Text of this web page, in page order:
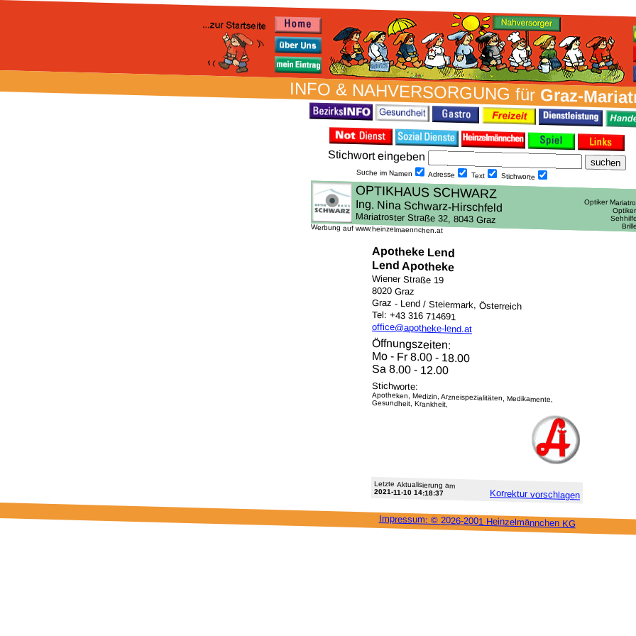
INFO & NAH­VER­SORG­UNG fürGraz-
Stich­wort ein­geben
Suche im Namen Adresse Text Stich­worte
Werbung auf www.heinzelmaennchen.at
Apotheke Lend
Lend Apotheke
Wiener Straße 19
8020 Graz
Graz - Lend / Steiermark, Österreich
Tel: +43 316 714691
office@apotheke-lend.at
Öffnungszeiten:
Mo - Fr 8.00 - 18.00
Sa 8.00 - 12.00
Stichworte:
Apotheken, Medizin, Arzneispezialitäten, Medikamente,
Gesundheit, Krankheit,
Letzte Aktu­alisie­rung am
2021-11-10 14:18:37 Korrektur vor­schlagen
Impressum: © 2026-2001 Heinzel­männchen KG